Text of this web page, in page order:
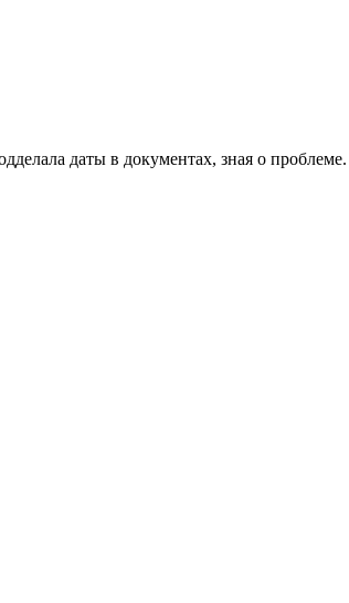
даты в документах, зная о